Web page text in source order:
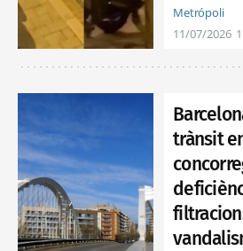
Metrópoli
11/07/2026
trànsit